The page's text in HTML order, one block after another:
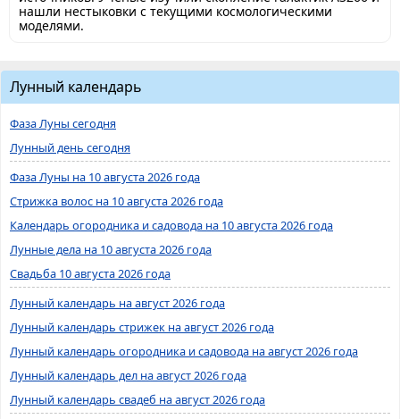
нашли нестыковки с текущими космологическими
моделями.
Лунный календарь
Фаза Луны сегодня
Лунный день сегодня
Фаза Луны на 10 августа 2026 года
Стрижка волос на 10 августа 2026 года
Календарь огородника и садовода на 10 августа 2026 года
Лунные дела на 10 августа 2026 года
Свадьба 10 августа 2026 года
Лунный календарь на август 2026 года
Лунный календарь стрижек на август 2026 года
Лунный календарь огородника и садовода на август 2026 года
Лунный календарь дел на август 2026 года
Лунный календарь свадеб на август 2026 года